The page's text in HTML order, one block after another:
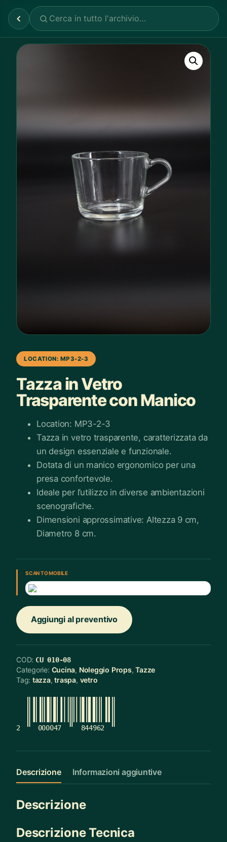
LOCATION: MP3-2-3
Tazza in Vetro
Trasparente con Manico
Location: MP3-2-3
Tazza in vetro trasparente, caratterizzata da
un design essenziale e funzionale.
Dotata di un manico ergonomico per una
presa confortevole.
Ideale per l’utilizzo in diverse ambientazioni
scenografiche.
Dimensioni approssimative: Altezza 9 cm,
Diametro 8 cm.
SCAN TO MOBILE
Aggiungi al preventivo
COD: CU 010-08
Categorie: Cucina, Noleggio Props,Tazze
Tag: tazza,traspa, vetro
2 000047 844962
Descrizione Informazioni aggiuntive
Descrizione
Descrizione Tecnica